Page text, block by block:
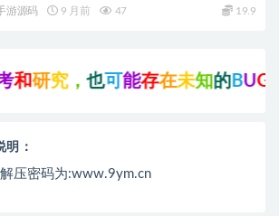
游源码 9 月前 47 19.9
究，也可 能存在未知的BUG与瑕疵
明：
压密码为:www.9ym.cn